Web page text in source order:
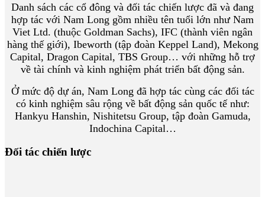
Danh sách các cổ đông và đối tác chiến lược đã và đang
hợp tác với Nam Long gồm nhiều tên tuổi lớn như Nam
Viet Ltd. (thuộc Goldman Sachs), IFC (thành viên ngân
hàng thế giới), Ibeworth (tập đoàn Keppel Land), Mekong
Capital, Dragon Capital, TBS Group… với những hỗ trợ
về tài chính và kinh nghiệm phát triển bất động sản.
Ở mức độ dự án, Nam Long đã hợp tác cùng các đối tác
có kinh nghiệm sâu rộng về bất động sản quốc tế như:
Hankyu Hanshin, Nishitetsu Group, tập đoàn Gamuda,
Indochina Capital…
Đối tác chiến lược